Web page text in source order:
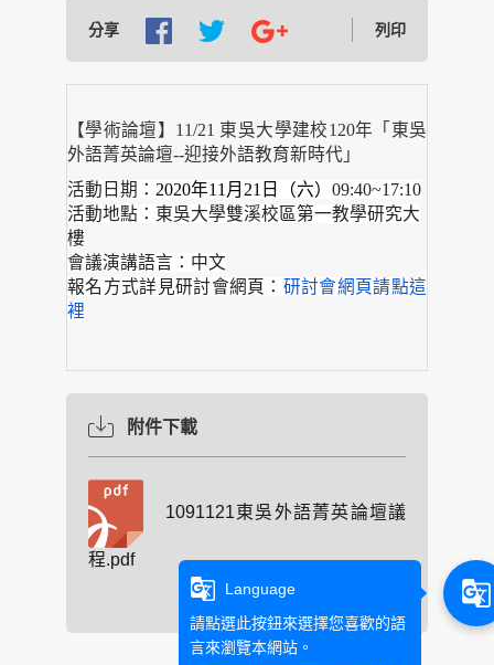
分享 列印
【學術論壇】11/21 東吳大學建校120年「東吳
外語菁英論壇--迎接外語教育新時代」
活動 日期： 2020年11月21日（六） 09:40~17:10
活動地點：東吳大學雙溪校區第一教學研究大
樓
會議演講語言：中文
報名方式詳見研討會網頁： 研討會網頁請點這
裡
附件下載
1091121東吳外語菁英論壇議
程.pdf
g_translate
Language
請點選此按鈕來選擇您喜歡的語
言來瀏覽本網站。
g_translate